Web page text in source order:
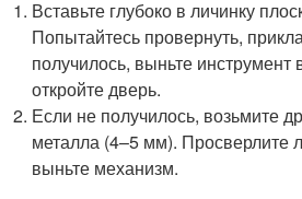
Вставьте глубоко в личинку
Попытайтесь провернуть,
получилось, выньте
откройте дверь.
Если не получилось, возьмите
металла (4–5 мм). Просверлите
выньте механизм.